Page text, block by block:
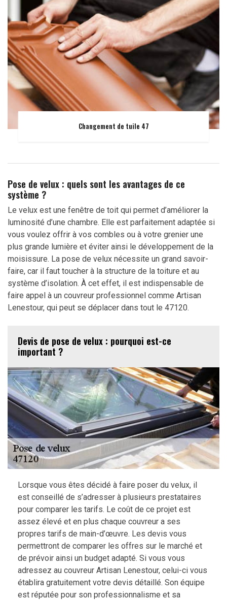
Changement de tuile 47
Pose de velux : quels sont les avantages de ce
système ?
Le velux est une fenêtre de toit qui permet d’améliorer la
luminosité d’une chambre. Elle est parfaitement adaptée si
vous voulez offrir à vos combles ou à votre grenier une
plus grande lumière et éviter ainsi le développement de la
moisissure. La pose de velux nécessite un grand savoir-
faire, car il faut toucher à la structure de la toiture et au
système d’isolation. À cet effet, il est indispensable de
faire appel à un couvreur professionnel comme Artisan
Lenestour, qui peut se déplacer dans tout le 47120.
Devis de pose de velux : pourquoi est-ce
important ?
Lorsque vous êtes décidé à faire poser du velux, il
est conseillé de s’adresser à plusieurs prestataires
pour comparer les tarifs. Le coût de ce projet est
assez élevé et en plus chaque couvreur a ses
propres tarifs de main-d’œuvre. Les devis vous
permettront de comparer les offres sur le marché et
de prévoir ainsi un budget adapté. Si vous vous
adressez au couvreur Artisan Lenestour, celui-ci vous
établira gratuitement votre devis détaillé. Son équipe
est réputée pour son professionnalisme et sa